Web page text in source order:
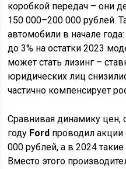
коробкой передач – они
150 000–200 000 рублей.
автомобили в начале
до 3% на остатки 2023
может стать лизинг –
юридических лиц
частично компенсирует
Сравнивая динамику цен,
году Ford проводил
000 рублей, а в 2024
Вместо этого